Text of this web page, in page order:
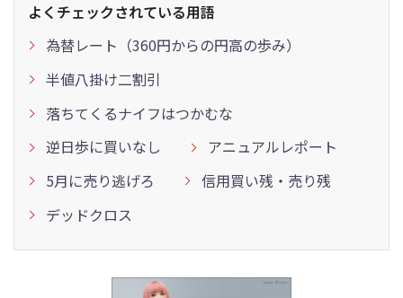
よくチェックされている用語
為替レート（360円からの円高の歩み）
半値八掛け二割引
落ちてくるナイフはつかむな
逆日歩に買いなし
アニュアルレポート
5月に売り逃げろ
信用買い残・売り残
デッドクロス